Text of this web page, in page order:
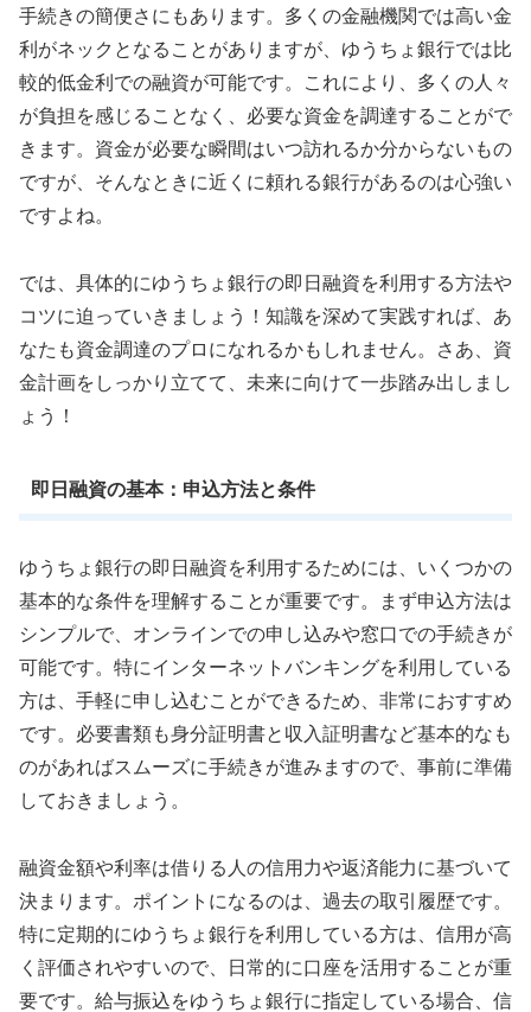
手続きの簡便さにもあります。多くの金融機関では高い金
利がネックとなることがありますが、ゆうちょ銀行では比
較的低金利での融資が可能です。これにより、多くの人々
が負担を感じることなく、必要な資金を調達することがで
きます。資金が必要な瞬間はいつ訪れるか分からないもの
ですが、そんなときに近くに頼れる銀行があるのは心強い
ですよね。
では、具体的にゆうちょ銀行の即日融資を利用する方法や
コツに迫っていきましょう！知識を深めて実践すれば、あ
なたも資金調達のプロになれるかもしれません。さあ、資
金計画をしっかり立てて、未来に向けて一歩踏み出しまし
ょう！
即日融資の基本：申込方法と条件
ゆうちょ銀行の即日融資を利用するためには、いくつかの
基本的な条件を理解することが重要です。まず申込方法は
シンプルで、オンラインでの申し込みや窓口での手続きが
可能です。特にインターネットバンキングを利用している
方は、手軽に申し込むことができるため、非常におすすめ
です。必要書類も身分証明書と収入証明書など基本的なも
のがあればスムーズに手続きが進みますので、事前に準備
しておきましょう。
融資金額や利率は借りる人の信用力や返済能力に基づいて
決まります。ポイントになるのは、過去の取引履歴です。
特に定期的にゆうちょ銀行を利用している方は、信用が高
く評価されやすいので、日常的に口座を活用することが重
要です。給与振込をゆうちょ銀行に指定している場合、信